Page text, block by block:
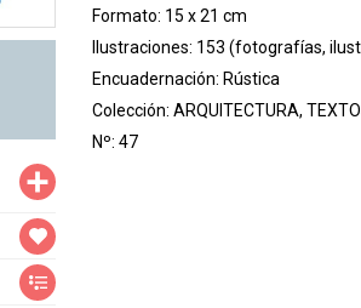
Formato: 15 x 21 cm
Ilustraciones: 153 (fotografías,
Encuadernación: Rústica
Colección: ARQUITECTURA,
Nº: 47